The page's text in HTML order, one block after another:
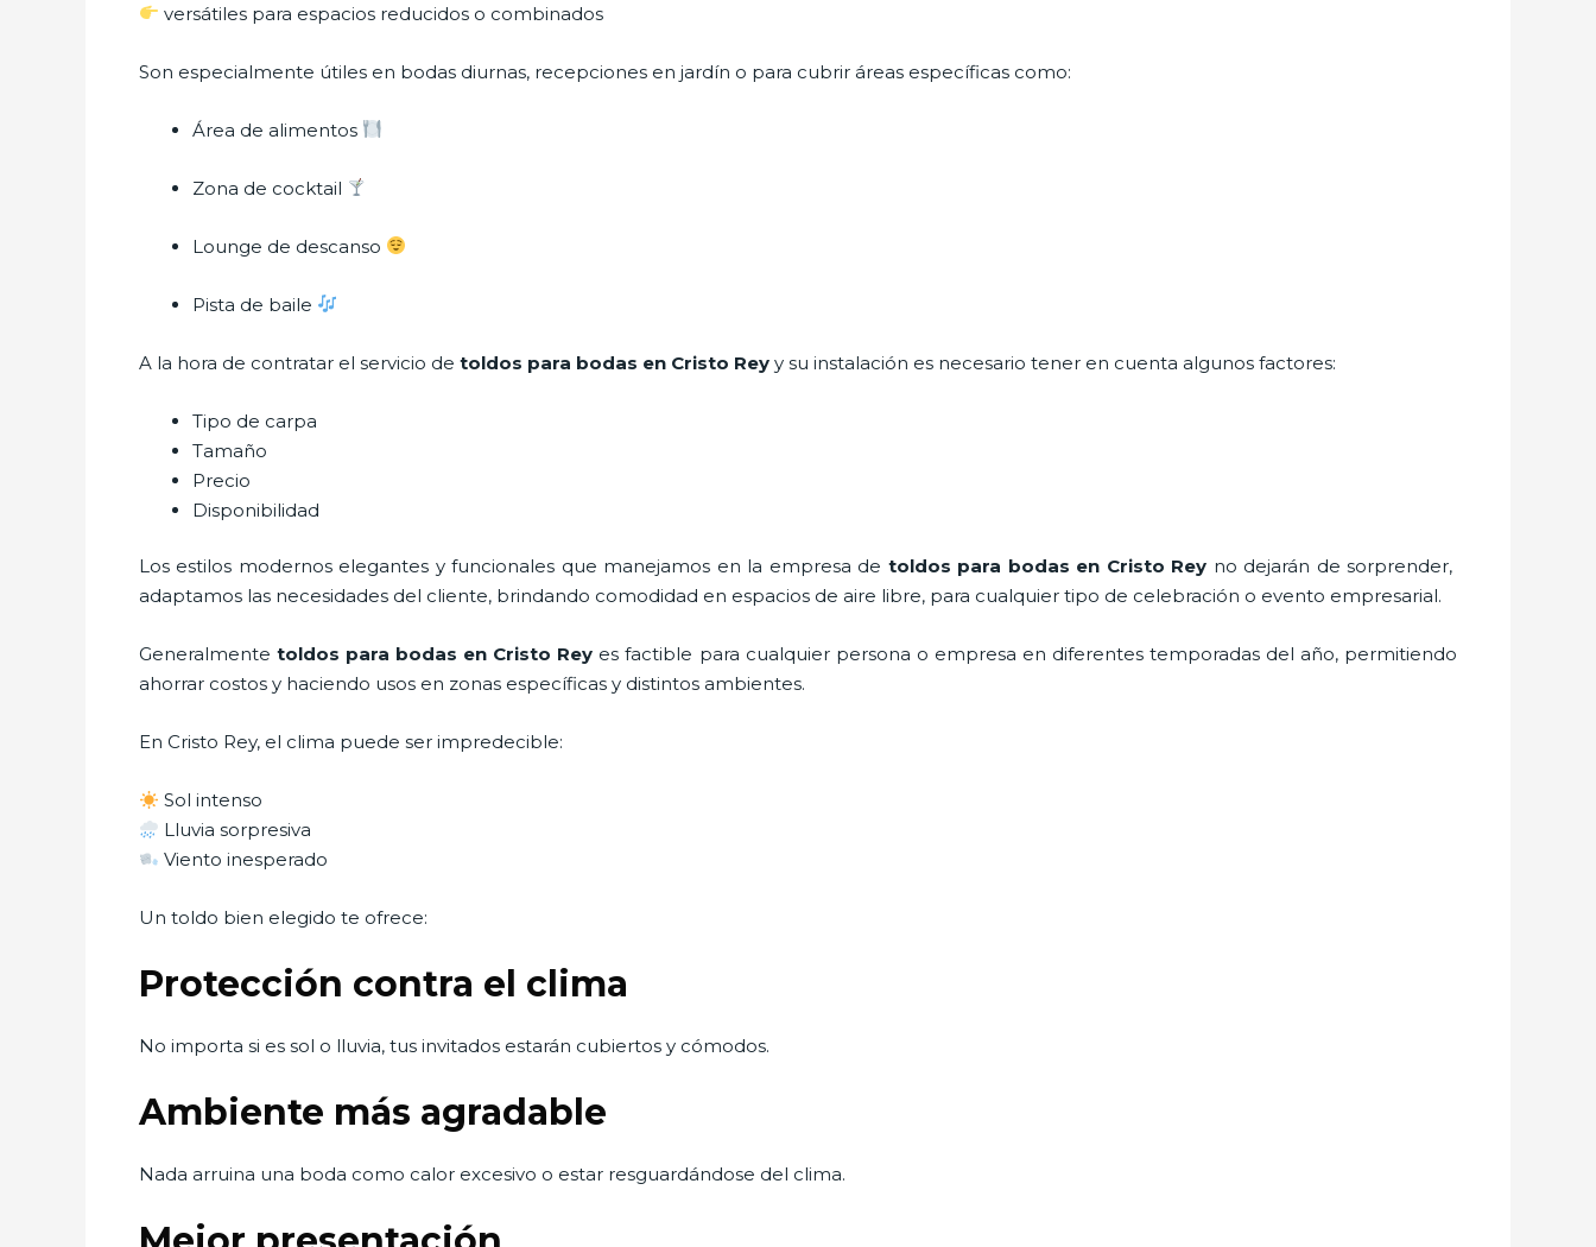
versátiles para espacios reducidos o combinados
Son especialmente útiles en bodas diurnas, recepciones en jardín o para cubrir áreas específicas como:
Área de alimentos
Zona de cocktail
Lounge de descanso
Pista de baile
A la hora de contratar el servicio de toldos para bodas en Cristo Rey y su instalación es necesario tener en cuenta algunos factores:
Tipo de carpa
Tamaño
Precio
Disponibilidad
Los estilos modernos elegantes y funcionales que manejamos en la empresa de toldos para bodas en Cristo Rey no dejarán de sorprender,
adaptamos las necesidades del cliente, brindando comodidad en espacios de aire libre, para cualquier tipo de celebración o evento empresarial.
Generalmentetoldos para bodas en Cristo Rey es factible para cualquier persona o empresa en diferentes temporadas del año, permitiendo
ahorrar costos y haciendo usos en zonas específicas y distintos ambientes.
En Cristo Rey, el clima puede ser impredecible:
Sol intenso
Lluvia sorpresiva
Viento inesperado
Un toldo bien elegido te ofrece:
Protección contra el clima
No importa si es sol o lluvia, tus invitados estarán cubiertos y cómodos.
Ambiente más agradable
Nada arruina una boda como calor excesivo o estar resguardándose del clima.